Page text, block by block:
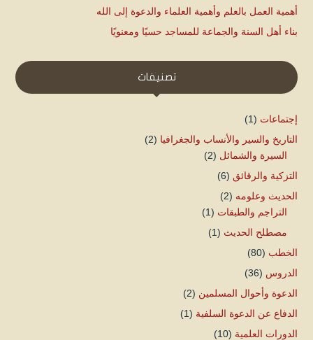
أهمية العمل بالعلم وأهمية العلماء والدعوة إلى الله
بناء أهل السنة والجماعة للمساجد حسيًا ومعنويًا
تصنيفات
إجتماعات (1)
التاريخ والسير والأنساب والجغرافيا (2)
السيرة والشمائل (2)
التزكية والرقائق (6)
الحديث وعلومه (2)
التراجم والطبقات (1)
مصطلح الحديث (1)
الخطب (80)
الدروس (36)
الدعوة وأحوال المسلمين (2)
الدفاع عن الدعوة السلفية (1)
الدورات العلمية (10)